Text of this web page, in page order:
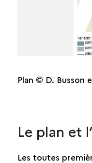
Plan © D. Busson
Le plan et
Les toutes